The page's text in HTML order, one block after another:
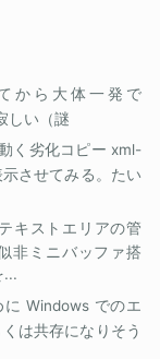
から大体一発で
しい（謎
く劣化コピー xml-
させてみる。たい
キストエリアの管
非ミニバッファ搭
...
Windows でのエ
は共存になりそう